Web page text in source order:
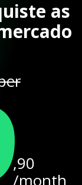
as
,90
/month